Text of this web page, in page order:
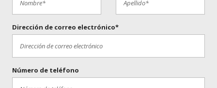
Dirección de correo electrónico*
Número de teléfono